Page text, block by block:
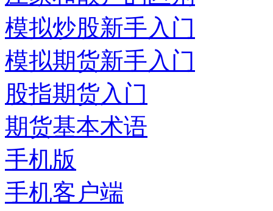
模拟炒股新手入门
模拟期货新手入门
股指期货入门
期货基本术语
手机版
手机客户端